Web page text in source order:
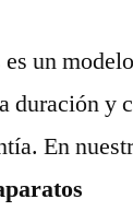
un
duración y
En